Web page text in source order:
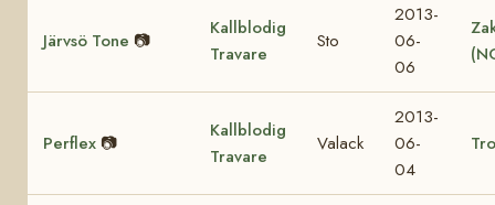
Järvsö Tone 📷
Kallblodig
Travare
Sto
2013-
06-
06
Perflex 📷
Kallblodig
Travare
Valack
2013-
06-
04